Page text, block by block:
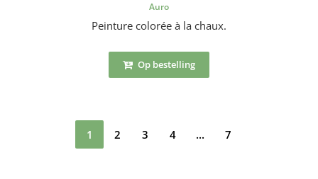
Auro
Peinture colorée à la chaux.
Op bestelling
1 2 3 4 ... 7